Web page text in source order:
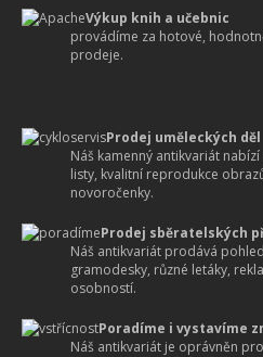
Výkup knih a učebnic
provádíme za hotové,
prodeje.
Prodej uměleckých děl
Náš kamenný antikvariát
listy, kvalitní reprodukce
novoročenky.
Prodej sběratelských
Náš antikvariát prodává
gramodesky, různé letáky,
osobností.
Poradíme i vystavíme
Náš antikvariát je oprávněn